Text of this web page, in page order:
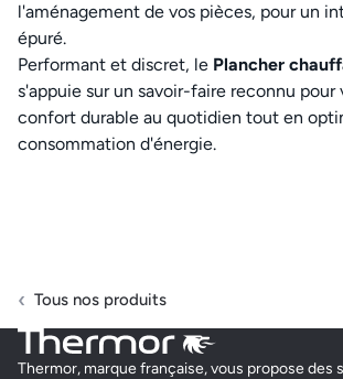
l'aménagement de vos pièces, pour un
épuré.
Performant et discret, le Plancher
s'appuie sur un savoir-faire reconnu pour
confort durable au quotidien tout en
consommation d'énergie.
Tous nos produits
Thermor, marque française, vous propose des